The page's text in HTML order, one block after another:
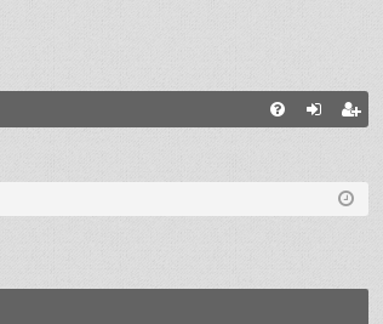
Q nti
fic
se
ist
ra
e